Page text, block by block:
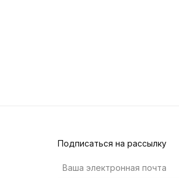
Подписаться на рассылку